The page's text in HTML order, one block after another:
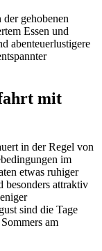
gehobenen
Essen und
abenteuerlustigere
mit
in der Regel von
im
etwas ruhiger
besonders attraktiv
sind die Tage
am